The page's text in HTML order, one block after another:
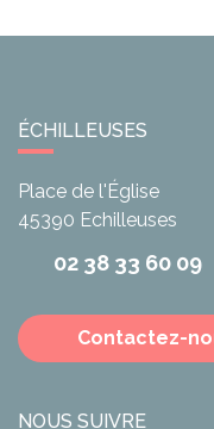
ÉCHILLEUSES
Place de l'Église
45390 Echilleuses
02 38 33 60 09
Contactez-
NOUS SUIVRE